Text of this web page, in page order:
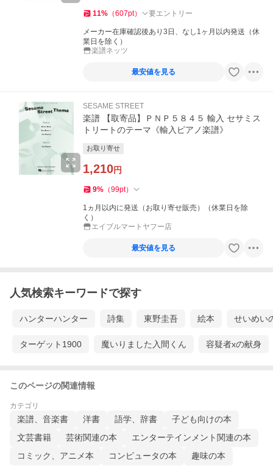
11% （607pt） 要エントリー
メーカー在庫確認後あり3日、なし1ヶ月以内発送（休
業日を除く）
楽譜ネッツ
最安値を見る
SESAME STREET
楽譜 【取寄品】ＰＮＰ５８４５ 輸入 セサミス
トリートのテーマ《輸入ピアノ楽譜》
お取り寄せ
1,210円
9% （99pt）
1ヵ月以内に発送（お取り寄せ販売）（休業日を除
く）
エイブルマートヤフー店
最安値を見る
人気検索キーワードで探す
ハンターハンター 詩集 東野圭吾 絵本 せいめい
ターゲット1900 魔いりました入間くん 容疑者xの献身
このページの関連情報
カテゴリ
楽譜、音楽書 洋書 語学、辞書
子ども向けの本
文芸書籍
芸術関連の本
エンターテインメント関連の本
コミック、アニメ本
コンピュータの本 趣味の本